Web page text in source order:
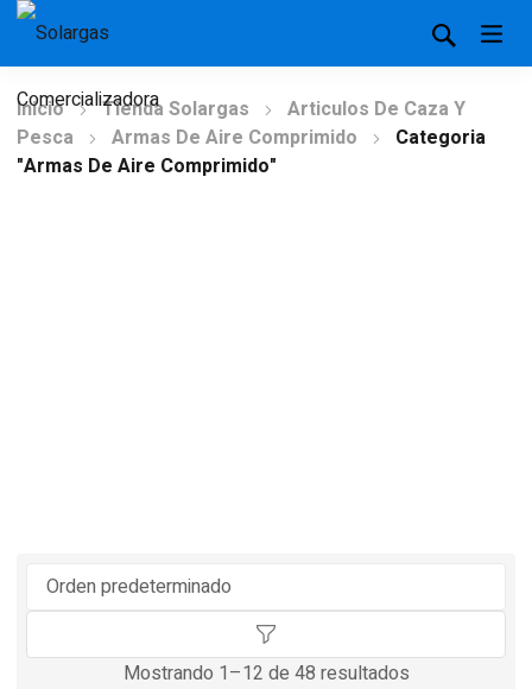
Inicio Tienda Solargas
Articulos De Caza Y
Pesca
Armas De Aire Comprimido
Categoria
"Armas De Aire Comprimido"
Mostrando 1–12 de 48 resultados